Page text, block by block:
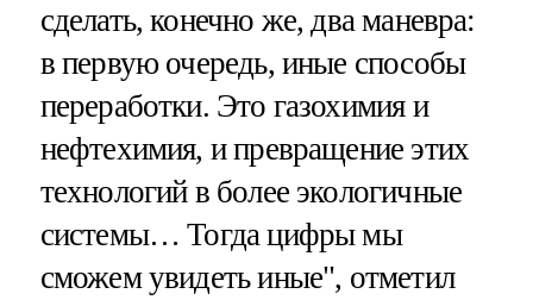
сделать, конечно же, два маневра:
в первую очередь, иные способы
переработки. Это газохимия и
нефтехимия, и превращение этих
технологий в более экологичные
системы… Тогда цифры мы
сможем увидеть иные", отметил